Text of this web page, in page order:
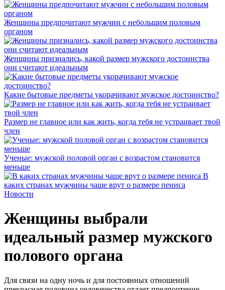
Женщины предпочитают мужчин с небольшим половым
органом
Женщины признались, какой размер мужского достоинства
они считают идеальным
Какие бытовые предметы укорачивают мужское достоинство?
Размер не главное или как жить, когда тебя не устраивает твой
член
Ученые: мужской половой орган с возрастом становится
меньше
В
каких странах мужчины чаще врут о размере пениса
Новости
Женщины выбрали
идеальный размер мужского
полового органа
Для связи на одну ночь и для постоянных отношений